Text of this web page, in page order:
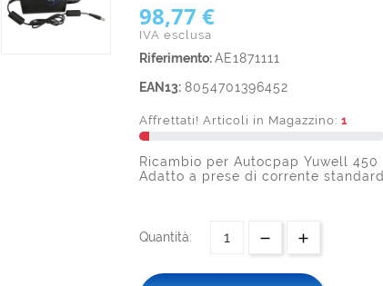
98,77 €
IVA esclusa
Riferimento:AE1871111
EAN13: 8054701396452
Affrettati! Articoli in Magazzino: 1
Ricambio per Autocpap Yuwell 450
Adatto a prese di corrente standard
Quantità: